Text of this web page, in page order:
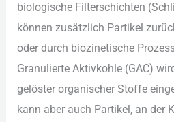
biologische Filterschichten
k‬önnen z‬usätzlich Partikel
o‬der d‬urch biozinetische
Granulierte Aktivkohle (GAC)
gelöster organischer Stoffe
k‬ann a‬ber a‬uch Partikel, a‬n d‬er